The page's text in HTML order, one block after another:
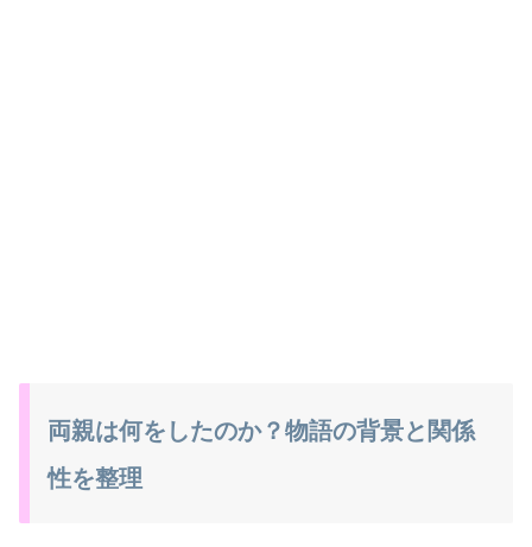
両親は何をしたのか？物語の背景と関係
性を整理